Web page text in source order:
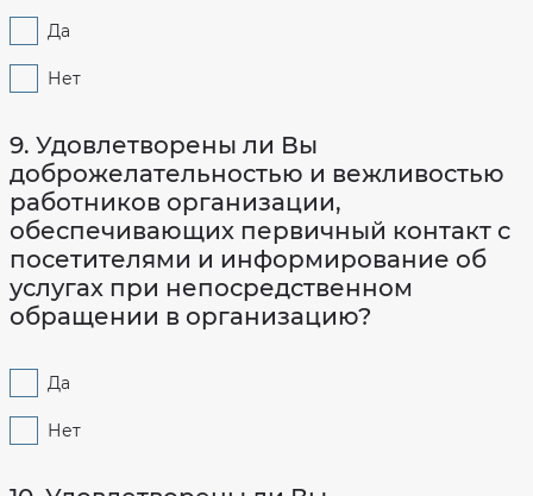
Да
Нет
9. Удовлетворены ли Вы
доброжелательностью и вежливостью
работников организации,
обеспечивающих первичный контакт с
посетителями и информирование об
услугах при непосредственном
обращении в организацию?
Да
Нет